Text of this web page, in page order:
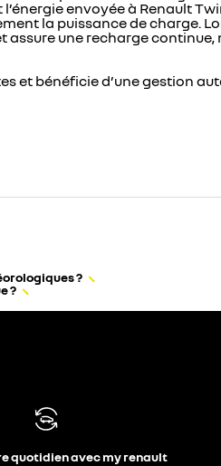
envoyée à Renault
la puissance de charge.
assure une recharge
et bénéficie d’une gestion
?
?
quotidien avec my renault